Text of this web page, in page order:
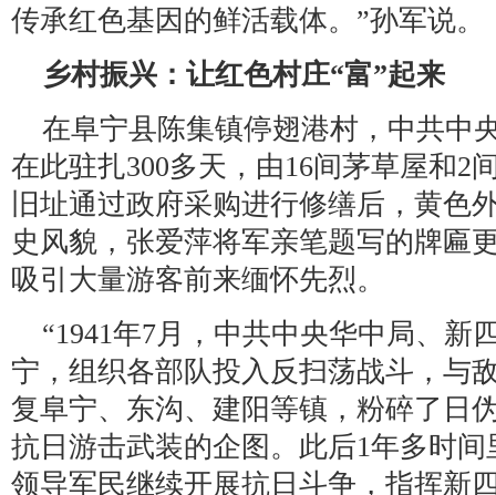
传承红色基因的鲜活载体。”孙军说。
乡村振兴：让红色村庄“富”起来
在阜宁县陈集镇停翅港村，中共中
在此驻扎300多天，由16间茅草屋和2
旧址通过政府采购进行修缮后，黄色
史风貌，张爱萍将军亲笔题写的牌匾
吸引大量游客前来缅怀先烈。
“1941年7月，中共中央华中局、新
宁，组织各部队投入反扫荡战斗，与
复阜宁、东沟、建阳等镇，粉碎了日
抗日游击武装的企图。此后1年多时
领导军民继续开展抗日斗争，指挥